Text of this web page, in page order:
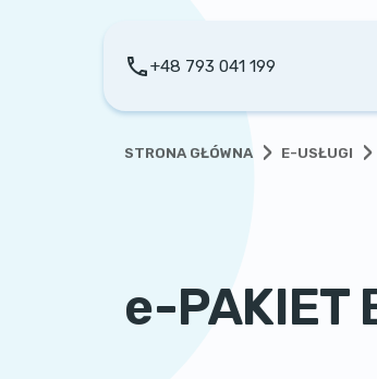
+48 793 041 199
STRONA GŁÓWNA › E-USŁUGI ›
e-PAKIET